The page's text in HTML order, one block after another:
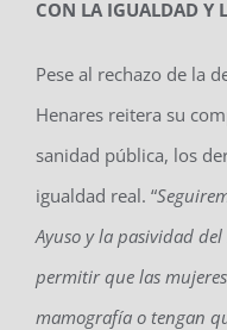
CON LA IGUALDAD Y
Pese al rechazo de la
Henares reitera su
sanidad pública, los
igualdad real. “
Ayuso y la pasividad
permitir que las
mamografía o tengan